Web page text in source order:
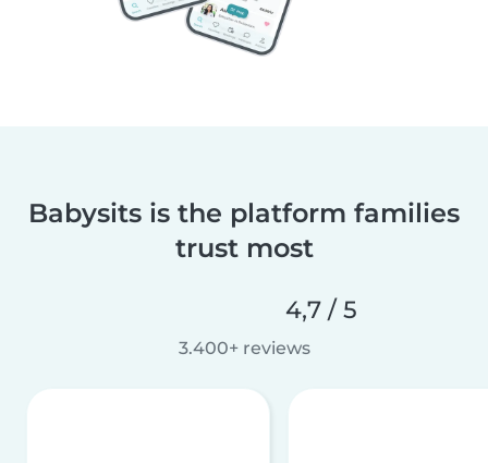
Babysits is the platform families
trust most
4,7 / 5
3.400+ reviews